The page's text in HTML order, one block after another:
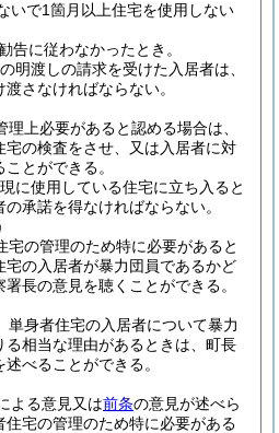
いで1箇月以上住宅を使用しない
告に従わなかったとき。
明渡しの請求を受けた入居者は、
さなければならない。
理上必要があると認める場合は、
の検査をさせ、又は入居者に対
とができる。
に使用している住宅に立ち入ると
承諾を得なければならない。
宅の管理のため特に必要があると
の入居者が暴力団員であるかど
長の意見を聴くことができる。
単身者住宅の入居者について暴力
る相当な理由があるときは、町長
べることができる。
よる意見又は前条の意見が述べら
宅の管理のため特に必要がある